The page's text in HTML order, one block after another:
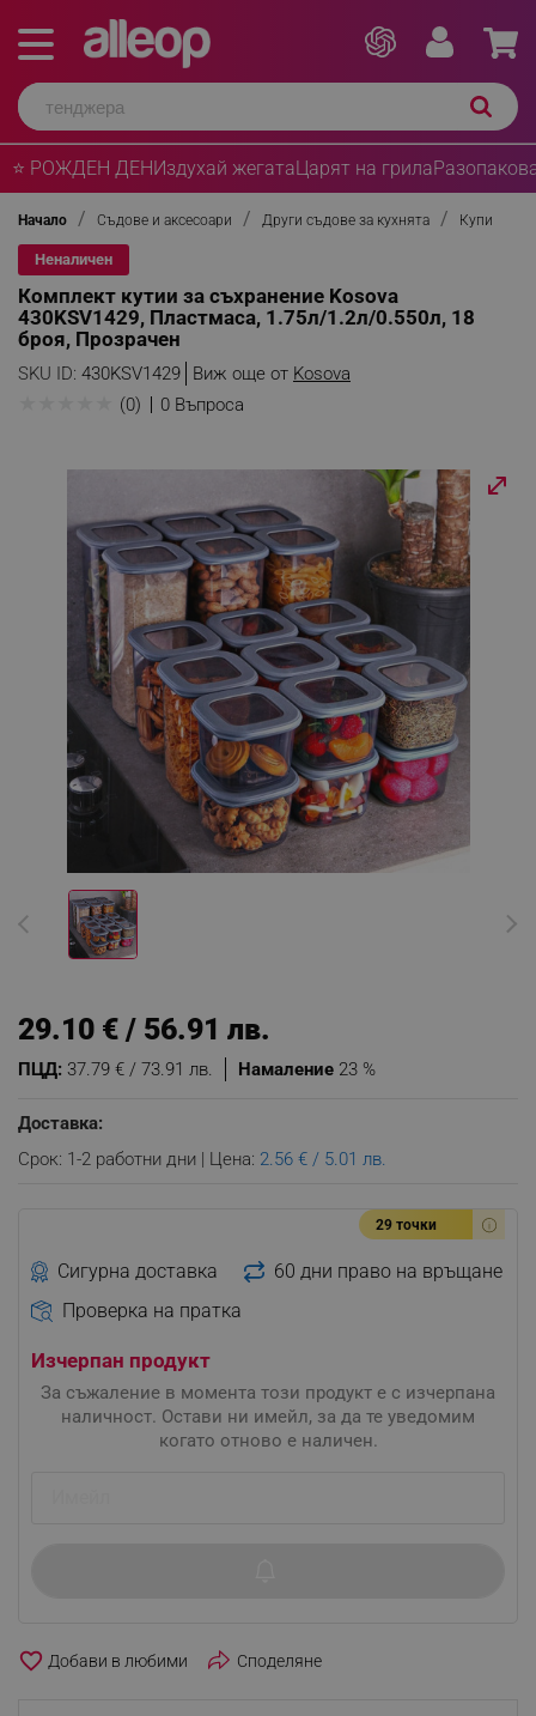
⭐ РОЖДЕН ДЕНИздухай жегатаЦарят на грила
Начало Съдове и аксесоари Други съдове за кухнята Купи
Неналичен
Комплект кутии за съхранение Kosova
430KSV1429, Пластмаса, 1.75л/1.2л/0.550л, 18
броя, Прозрачен
SKU ID: 430KSV1429 Виж още от Kosova
(0) 0 Въпроса
Намаление 23 %
ПЦД: 37.79 € / 73.91 лв.
29.10 € / 56.91 лв.
Доставка:
Срок: 1-2 работни дни | Цена: 2.56 € / 5.01 лв.
29 точки
Сигурна доставка
60 дни право на връщане
Проверка на пратка
Изчерпан продукт
За съжаление в момента този продукт е с изчерпана
наличност. Остави ни имейл, за да те уведомим
когато отново е наличен.
favorite_border Споделяне